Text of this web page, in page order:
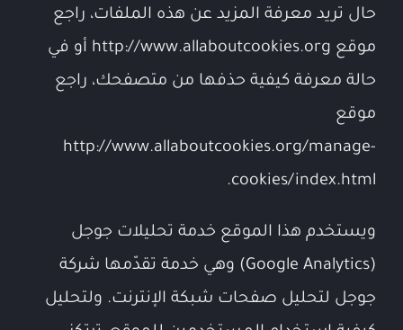
حال تريد معرفة المزيد عن هذه الملفات، راجع
موقع http://www.allaboutcookies.org أو في
حالة معرفة كيفية حذفها من متصفحك، راجع
موقع
http://www.allaboutcookies.org/manage-
cookies/index.html.
ويستخدم هذا الموقع خدمة تحليلات جوجل
(Google Analytics) وهي خدمة تقدّمها شركة
جوجل لتحليل صفحات شبكة الإنترنت. ولتحليل